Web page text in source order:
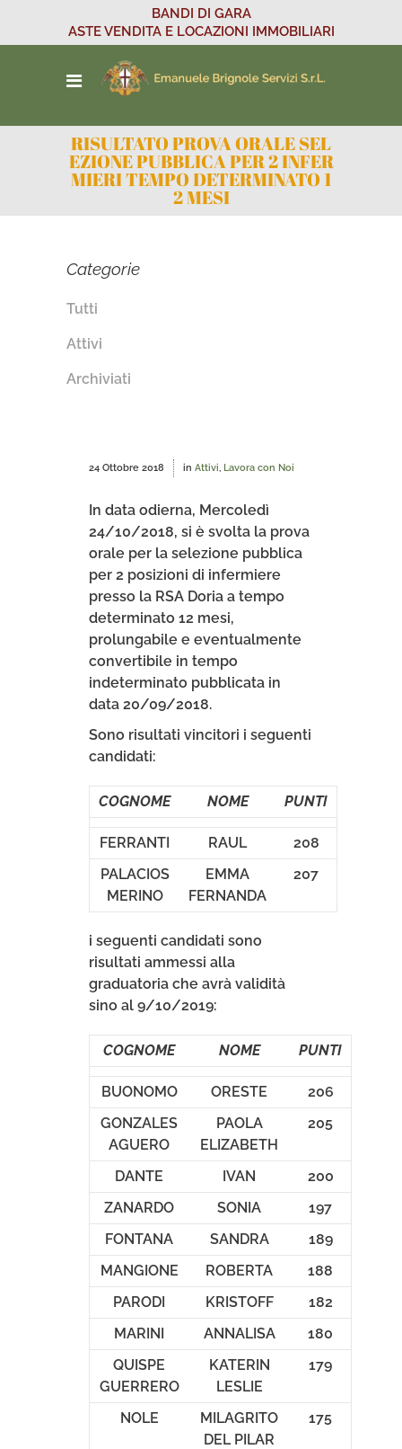
BANDI DI GARA
ASTE VENDITA E LOCAZIONI IMMOBILIARI
RISULTATO PROVA ORALE SEL
EZIONE PUBBLICA PER 2 INFER
MIERI TEMPO DETERMINATO 1
2 MESI
Categorie
Tutti
Attivi
Archiviati
24 Ottobre 2018 in Attivi, Lavora con Noi
In data odierna, Mercoledì
24/10/2018, si è svolta la prova
orale per la selezione pubblica
per 2 posizioni di infermiere
presso la RSA Doria a tempo
determinato 12 mesi,
prolungabile e eventualmente
convertibile in tempo
indeterminato pubblicata in
data 20/09/2018.
Sono risultati vincitori i seguenti
candidati:
COGNOME NOME PUNTI
FERRANTI RAUL
208
PALACIOS
MERINO
EMMA
FERNANDA
207
i seguenti candidati sono
risultati ammessi alla
graduatoria che avrà validità
sino al 9/10/2019:
COGNOME NOME PUNTI
BUONOMO ORESTE
206
GONZALES
AGUERO
PAOLA
ELIZABETH
205
DANTE IVAN
200
ZANARDO
SONIA
197
FONTANA
SANDRA
189
MANGIONE
ROBERTA
188
PARODI
KRISTOFF
182
MARINI
ANNALISA
180
QUISPE
GUERRERO
KATERIN
LESLIE
179
NOLE
MILAGRITO
DEL PILAR
175